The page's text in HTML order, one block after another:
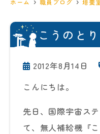
ホーム 職員ブログ 培養
こうのとり
2012年8月14日
こんにちは。
先日、国際宇宙ス
て、無人補給機『